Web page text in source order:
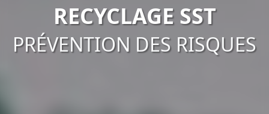
RECYCLAGE SST
PRÉVENTION DES RISQUES